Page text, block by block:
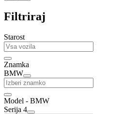
Filtriraj
Starost
Znamka
BMW
Model - BMW
Serija 4